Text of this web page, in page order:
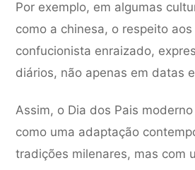
Por exemplo, em algumas
como a chinesa, o respeito
confucionista enraizado,
diários, não apenas em datas
Assim, o Dia dos Pais
como uma adaptação
tradições milenares, mas com